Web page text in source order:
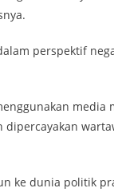
perspektif
media
ke dunia politik